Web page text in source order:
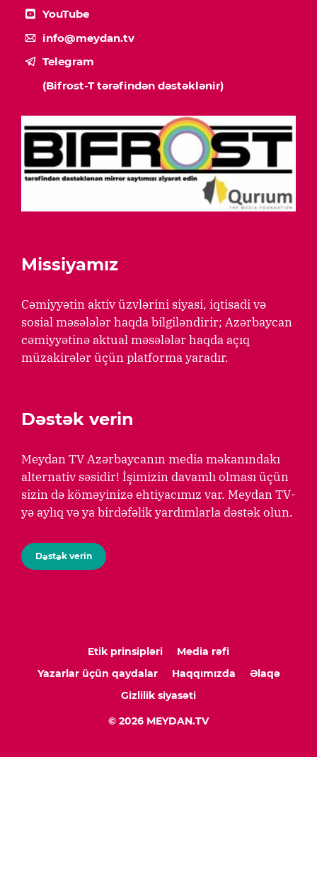
YouTube
info@meydan.tv
Telegram
(Bifrost-T tərəfindən dəstəklənir)
Missiyamız
Cəmiyyətin aktiv üzvlərini siyasi, iqtisadi və
sosial məsələlər haqda bilgiləndirir; Azərbaycan
cəmiyyətinə aktual məsələlər haqda açıq
müzakirələr üçün platforma yaradır.
Dəstək verin
Meydan TV Azərbaycanın media məkanındakı
alternativ səsidir! İşimizin davamlı olması üçün
sizin də köməyinizə ehtiyacımız var. Meydan TV-
yə aylıq və ya birdəfəlik yardımlarla dəstək olun.
Dəstək verin
Etik prinsipləri
Media rəfi
Yazarlar üçün qaydalar
Haqqımızda
Əlaqə
Gizlilik siyasəti
© 2026 MEYDAN.TV